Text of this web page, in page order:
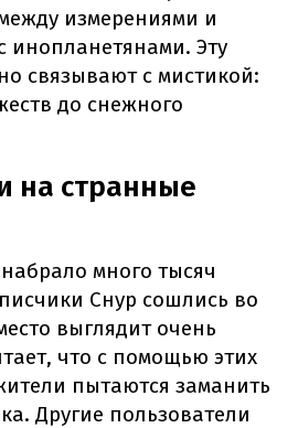
измерениями и
инопланетянами. Эту
связывают с мистикой:
до снежного
на странные
много тысяч
Снур сошлись во
выглядит очень
что с помощью этих
пытаются заманить
Другие пользователи